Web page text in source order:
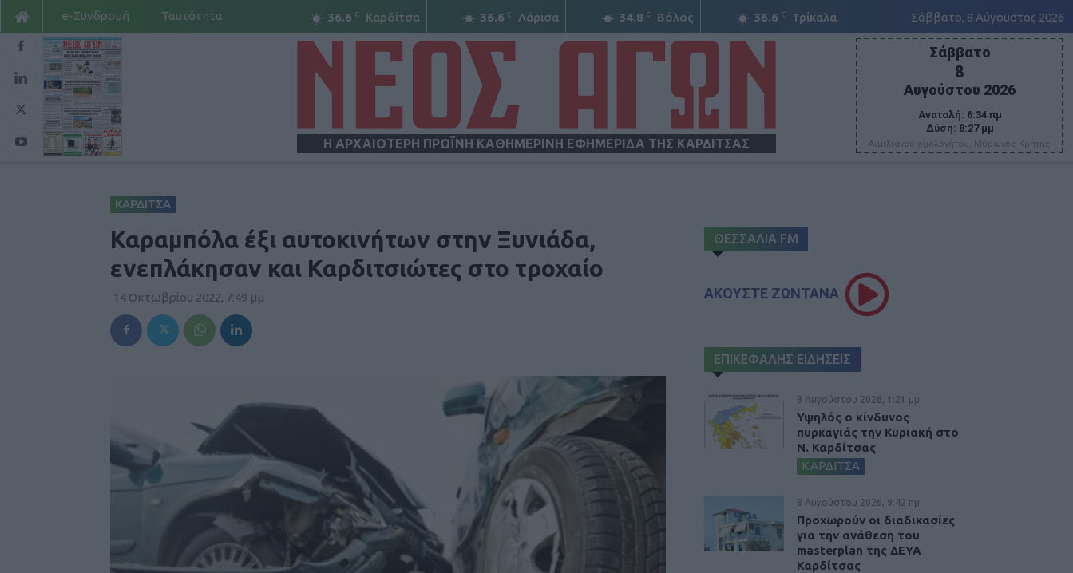
36.6 C Καρδίτσα 36.6 C Λάρισα 34.8 C Βόλος 36.6 C Τρίκαλα Σάββατο, 8 Αύγουστος 2026
e-Συνδρομή Ταυτότητα
Η ΑΡΧΑΙΟΤΕΡΗ ΠΡΩΪΝΗ ΚΑΘΗΜΕΡΙΝΗ ΕΦΗΜΕΡΙΔΑ ΤΗΣ ΚΑΡΔΙΤΣΑΣ
Σάββατο
8
Αυγούστου 2026
Ανατολή: 6:34 πμ
Δύση: 8:27 μμ
Αιμιλιανού ομολογήτου, Μύρωνος Κρήτης
ΚΑΡΔΙΤΣΑ
Καραμπόλα έξι αυτοκινήτων στην Ξυνιάδα,
ενεπλάκησαν και Καρδιτσιώτες στο τροχαίο
14 Οκτωβρίου 2022, 7:49 μμ
ΘΕΣΣΑΛΙΑ FM
ΑΚΟΥΣΤΕ ΖΩΝΤΑΝΑ
ΕΠΙΚΕΦΑΛΗΣ ΕΙΔΗΣΕΙΣ
8 Αυγούστου 2026, 1:21 μμ
Υψηλός ο κίνδυνος
πυρκαγιάς την Κυριακή στο
Ν. Καρδίτσας
ΚΑΡΔΙΤΣΑ
8 Αυγούστου 2026, 9:42 πμ
Προχωρούν οι διαδικασίες
για την ανάθεση του
masterplan της ΔΕΥΑ
Καρδίτσας